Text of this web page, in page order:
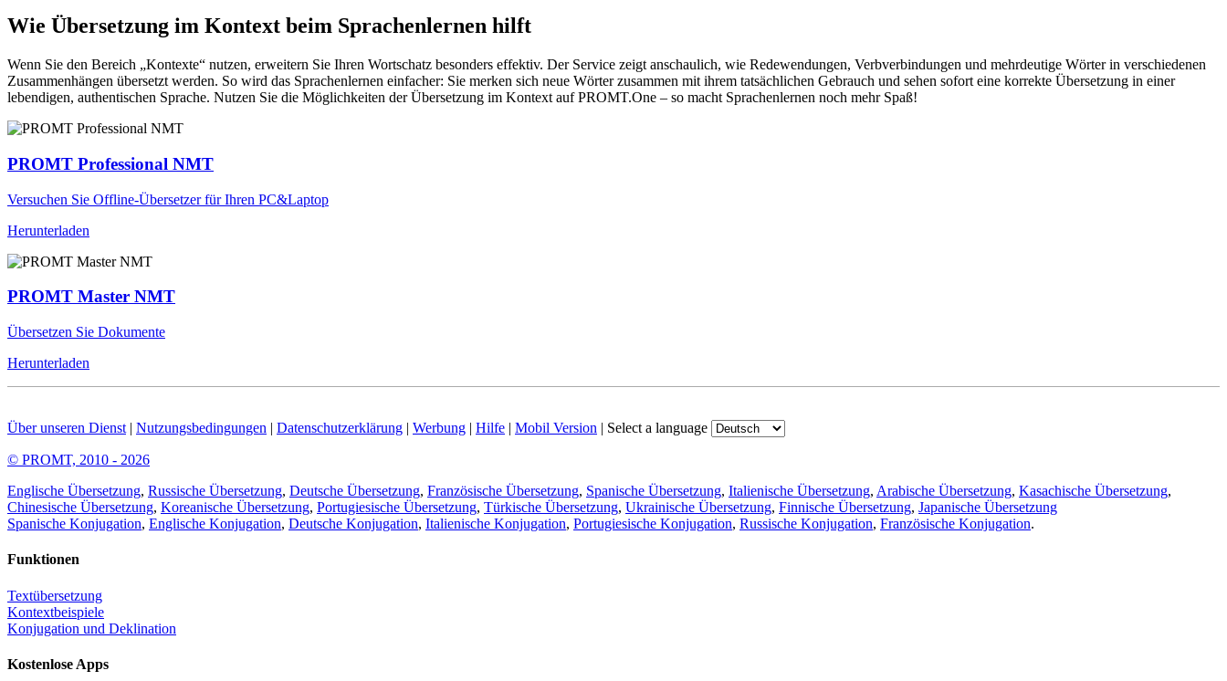
Wie Übersetzung im Kontext beim Sprachenlernen hilft
Wenn Sie den Bereich „Kontexte“ nutzen, erweitern Sie Ihren Wortschatz besonders effektiv. Der Service zeigt anschaulich, wie Redewendungen, Verbverbindungen und mehrdeutige Wörter in verschiedenen
Zusammenhängen übersetzt werden. So wird das Sprachenlernen einfacher: Sie merken sich neue Wörter zusammen mit ihrem tatsächlichen Gebrauch und sehen sofort eine korrekte Übersetzung in einer
lebendigen, authentischen Sprache. Nutzen Sie die Möglichkeiten der Übersetzung im Kontext auf PROMT.One – so macht Sprachenlernen noch mehr Spaß!
PROMT Professional NMT
Versuchen Sie Offline-Übersetzer für Ihren PC&Laptop
Herunterladen
PROMT Master NMT
Übersetzen Sie Dokumente
Herunterladen
Über unseren Dienst | Nutzungsbedingungen | Datenschutzerklärung | Werbung | Hilfe | Mobil Version | Select a language
© PROMT, 2010 - 2026
Englische Übersetzung, Russische Übersetzung, Deutsche Übersetzung, Französische Übersetzung, Spanische Übersetzung, Italienische Übersetzung, Arabische Übersetzung, Kasachische Übersetzung,
Chinesische Übersetzung, Koreanische Übersetzung, Portugiesische Übersetzung, Türkische Übersetzung, Ukrainische Übersetzung, Finnische Übersetzung, Japanische Übersetzung
Spanische Konjugation, Englische Konjugation, Deutsche Konjugation, Italienische Konjugation, Portugiesische Konjugation, Russische Konjugation, Französische Konjugation.
Funktionen
Textübersetzung
Kontextbeispiele
Konjugation und Deklination
Kostenlose Apps